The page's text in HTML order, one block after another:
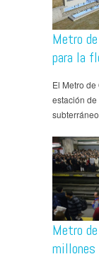
Metro
para la
El Metro
estación
Metro
millones